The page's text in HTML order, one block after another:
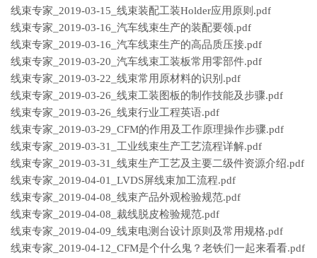
线束专家_2019-03-15_线束装配工装Holder应用原则.pdf
线束专家_2019-03-16_汽车线束生产的装配要领.pdf
线束专家_2019-03-16_汽车线束生产的高品质压接.pdf
线束专家_2019-03-20_汽车线束工装板常用零部件.pdf
线束专家_2019-03-22_线束常用原材料的识别.pdf
线束专家_2019-03-26_线束工装图板的制作技能及步骤.pdf
线束专家_2019-03-26_线束行业工程英语.pdf
线束专家_2019-03-29_CFM的作用及工作原理操作步骤.pdf
线束专家_2019-03-31_工业线束生产工艺流程详解.pdf
线束专家_2019-03-31_线束生产工艺及主要二级件资源介绍.pdf
线束专家_2019-04-01_LVDS屏线束加工流程.pdf
线束专家_2019-04-08_线束产品外观检验规范.pdf
线束专家_2019-04-08_裁线脱皮检验规范.pdf
线束专家_2019-04-09_线束电测台设计原则及常用规格.pdf
线束专家_2019-04-12_CFM是个什么鬼？老铁们一起来看看.pdf